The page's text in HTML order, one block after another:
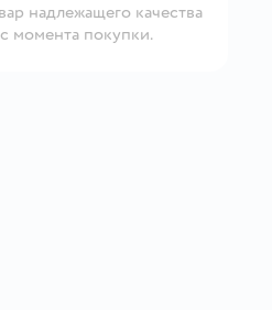
надлежащего качества
момента покупки.